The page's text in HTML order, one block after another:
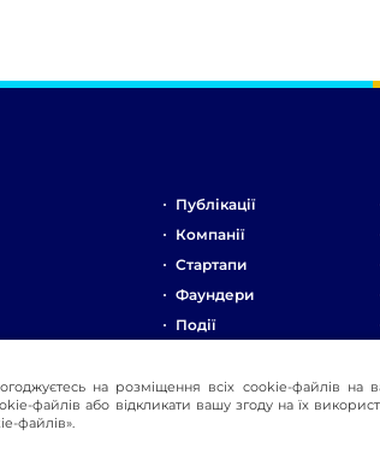
Публікації
Компанії
Стартапи
Фаундери
Події
на розміщення всіх cookie-файлів на
файлів або відкликати вашу згоду на їх
файлів».